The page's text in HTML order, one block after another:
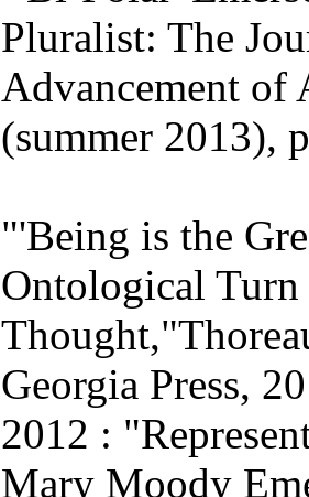
Pluralist: The
Advancement of
(summer 2013),
"'Being is the
Ontological
Thought,"
Georgia Press,
2012 :
Mary Moody